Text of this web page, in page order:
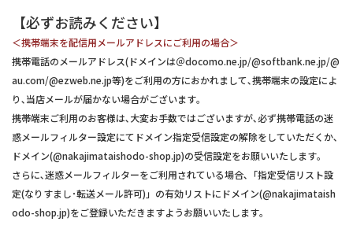
【必ずお読みください】
＜携帯端末を配信用メールアドレスにご利用の場合＞
携帯電話のメールアドレス(ドメインは＠docomo.ne.jp/@softbank.ne.jp/@
au.com/@ezweb.ne.jp等)をご利用の方におかれまして､携帯端末の設定によ
り､当店メールが届かない場合がございます｡
携帯端末ご利用のお客様は､大変お手数ではございますが､必ず携帯電話の迷
惑メールフィルター設定にてドメイン指定受信設定の解除をしていただくか､
ドメイン(@nakajimataishodo-shop.jp)の受信設定をお願いいたします｡
さらに､迷惑メールフィルターをご利用されている場合､「指定受信リスト設
定(なりすまし･転送メール許可)」の有効リストにドメイン(@nakajimataish
odo-shop.jp)をご登録いただきますようお願いいたします｡